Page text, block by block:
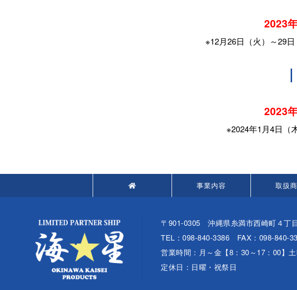
2023
※12月26日（火）～29
2023
※2024年1月4日（
事業内容 取扱
〒901-0305 沖縄県糸満市西崎町４丁
TEL：098-840-3386 FAX：098-840-
営業時間：月～金【8：30～17：00】
定休日：日曜・祝祭日